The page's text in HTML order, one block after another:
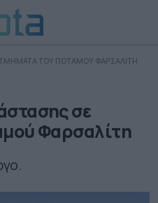
ΤΟΥ ΠΟΤΑΜΟΥ ΦΑΡΣΑΛΙΤΗ
σε
Φαρσαλίτη